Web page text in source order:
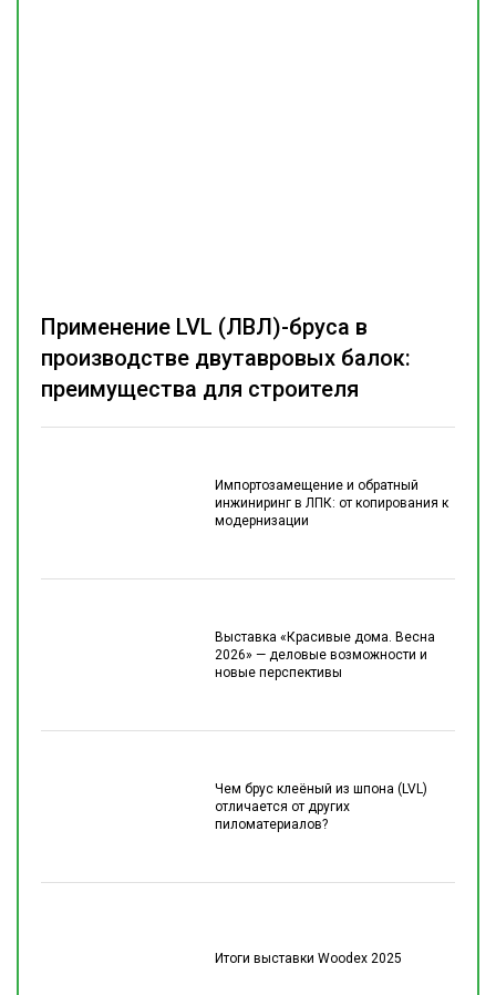
Импортозамещение и обратный
инжиниринг в ЛПК: от копирования к
модернизации
Выставка «Красивые дома. Весна
2026» — деловые возможности и
новые перспективы
Чем брус клеёный из шпона (LVL)
отличается от других
пиломатериалов?
Итоги выставки Woodex 2025
Применение LVL (ЛВЛ)-бруса в
производстве двутавровых балок:
преимущества для строителя